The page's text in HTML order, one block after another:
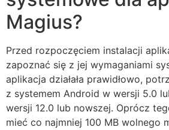
Magius?
Przed rozpoczęciem instalacji
zapoznać się z jej wymaganiami
aplikacja działała prawidłowo,
z systemem Android w wersji 5.0
wersji 12.0 lub nowszej. Oprócz
mieć co najmniej 100 MB wolnego